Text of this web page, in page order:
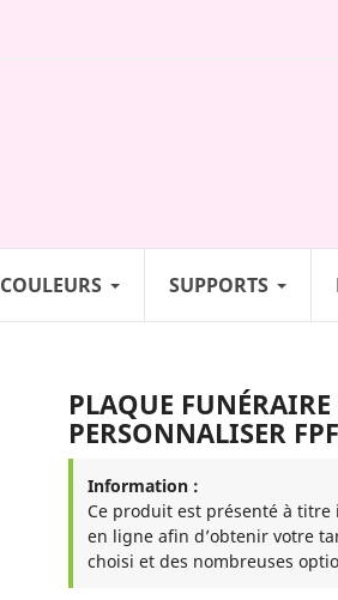
COULEURS SUPPORTS
PLAQUE
PERSONNALISER
Information :
Ce produit est présenté à
en ligne afin d’obtenir votre
choisi et des nombreuses